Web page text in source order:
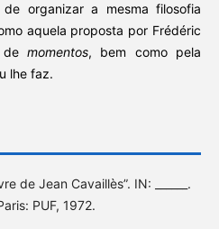
organizar a mesma filosofia
aquela proposta por Frédéric
de momentos, bem como pela
lhe faz.
de Jean Cavaillès”. IN: ______.
PUF, 1972.